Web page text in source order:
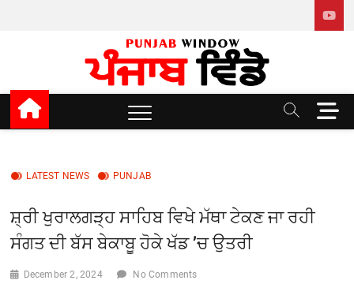
Punjab window
M
e
LATEST NEWS PUNJAB
ਸ਼੍ਰੀ ਖੁਰਾਲਗੜ੍ਹ ਸਾਹਿਬ ਵਿਖੇ ਮੱਥਾ ਟੇਕਣ ਜਾ ਰਹੀ
ਸੰਗਤ ਦੀ ਬੱਸ ਬੇਕਾਬੂ ਹੋਕੇ ਖੱਡ ’ਚ ਉਤਰੀ
December 2, 2024 No Comments